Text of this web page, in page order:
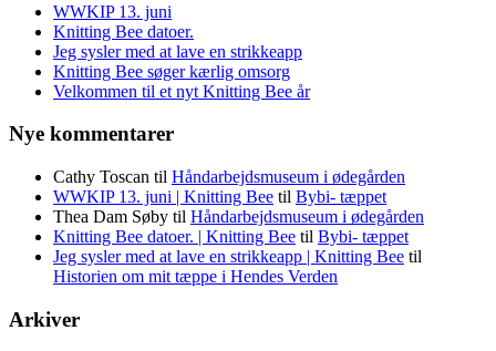
WWKIP 13. juni
Knitting Bee datoer.
Jeg sysler med at lave en strikkeapp
Knitting Bee søger kærlig omsorg
Velkommen til et nyt Knitting Bee år
Nye kommentarer
Cathy Toscan til Håndarbejdsmuseum i ødegården
WWKIP 13. juni | Knitting Bee til Bybi- tæppet
Thea Dam Søby til Håndarbejdsmuseum i ødegården
Knitting Bee datoer. | Knitting Bee til Bybi- tæppet
Jeg sysler med at lave en strikkeapp | Knitting Bee til
Historien om mit tæppe i Hendes Verden
Arkiver